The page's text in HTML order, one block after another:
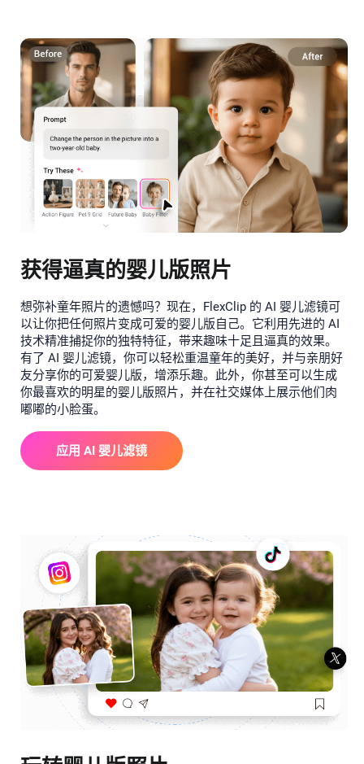
获得逼真的婴儿版照片
想弥补童年照片的遗憾吗？现在，FlexClip 的 AI 婴儿滤镜可
以让你把任何照片变成可爱的婴儿版自己。它利用先进的 AI
技术精准捕捉你的独特特征，带来趣味十足且逼真的效果。
有了 AI 婴儿滤镜，你可以轻松重温童年的美好，并与亲朋好
友分享你的可爱婴儿版，增添乐趣。此外，你甚至可以生成
你最喜欢的明星的婴儿版照片，并在社交媒体上展示他们肉
嘟嘟的小脸蛋。
应用 AI 婴儿滤镜